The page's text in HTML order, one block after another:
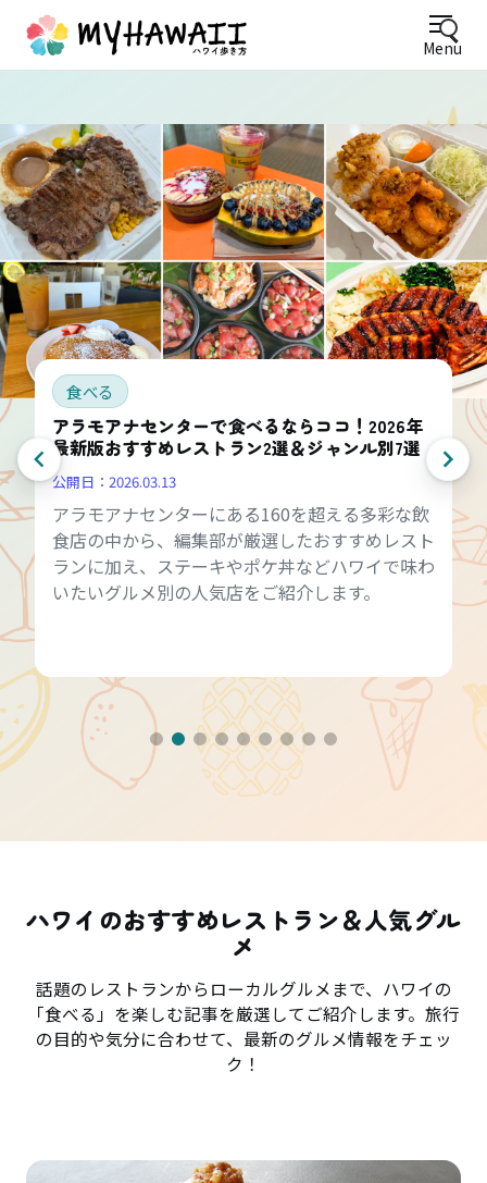
Menu
食べる
アラモアナセンターで食べるならココ！2026年
最新版おすすめレストラン2選＆ジャンル別7選
公開日： 2026.03.13
アラモアナセンターにある160を超える多彩な飲
食店の中から、編集部が厳選したおすすめレスト
ランに加え、ステーキやポケ丼などハワイで味わ
いたいグルメ別の人気店をご紹介します。
ハワイのおすすめレストラン＆人気グル
メ
話題のレストランからローカルグルメまで、ハワイの
「食べる」を楽しむ記事を厳選してご紹介します。旅行
の目的や気分に合わせて、最新のグルメ情報をチェッ
ク！